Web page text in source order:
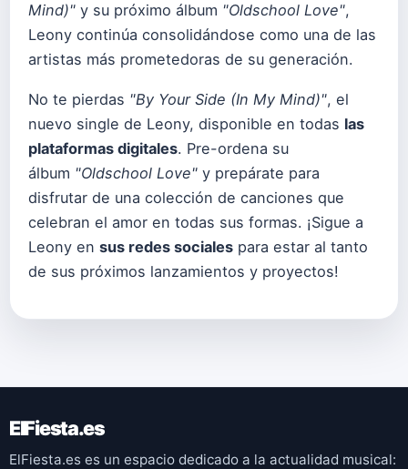
Mind)" y su próximo álbum "Oldschool Love",
Leony continúa consolidándose como una de las
artistas más prometedoras de su generación.
No te pierdas "By Your Side (In My Mind)", el
nuevo single de Leony, disponible en todas las
plataformas digitales. Pre-ordena su
álbum "Oldschool Love" y prepárate para
disfrutar de una colección de canciones que
celebran el amor en todas sus formas. ¡Sigue a
Leony en sus redes sociales para estar al tanto
de sus próximos lanzamientos y proyectos!
ElFiesta.es
ElFiesta.es es un espacio dedicado a la actualidad musical: